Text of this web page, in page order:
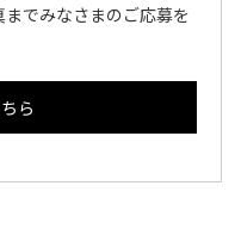
でみなさまのご応募を
ら